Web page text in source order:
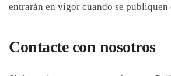
entrarán en vigor cuando se publiquen
Contacte con nosotros